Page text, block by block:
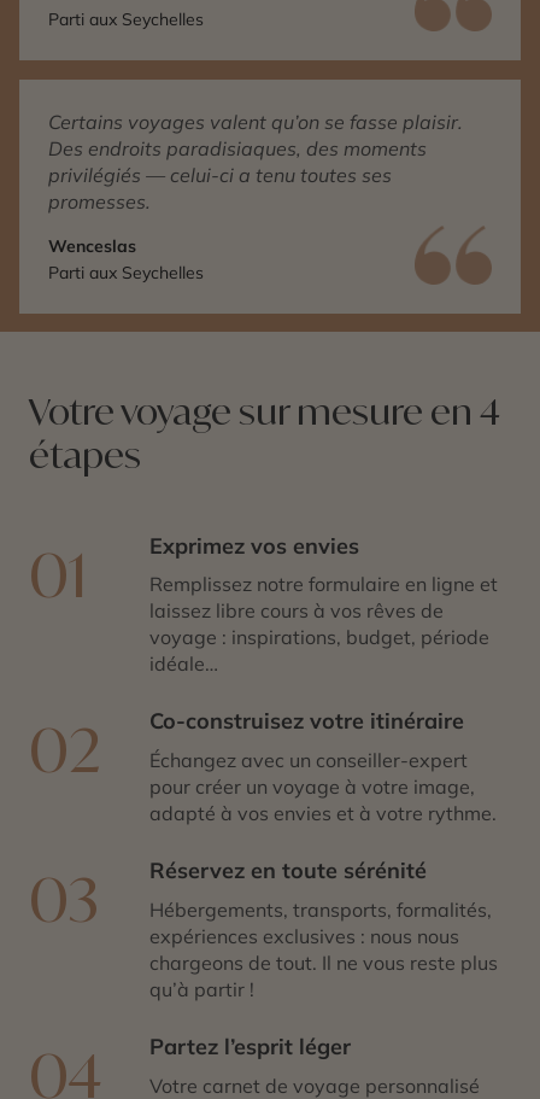
Parti aux Seychelles
Certains voyages valent qu’on se fasse plaisir.
Des endroits paradisiaques, des moments
privilégiés — celui-ci a tenu toutes ses
promesses.
Wenceslas
Parti aux Seychelles
Votre voyage sur mesure en 4
étapes
01 Exprimez vos envies
Remplissez notre formulaire en ligne et
laissez libre cours à vos rêves de
voyage : inspirations, budget, période
idéale…
02 Co-construisez votre itinéraire
Échangez avec un conseiller-expert
pour créer un voyage à votre image,
adapté à vos envies et à votre rythme.
03 Réservez en toute sérénité
Hébergements, transports, formalités,
expériences exclusives : nous nous
chargeons de tout. Il ne vous reste plus
qu’à partir !
04 Partez l’esprit léger
Votre carnet de voyage personnalisé